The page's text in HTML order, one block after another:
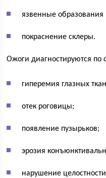
язвенные образования
покраснение склеры.
Ожоги диагностируются
гиперемия глазных
отек роговицы;
появление пузырьков;
эрозия
нарушение